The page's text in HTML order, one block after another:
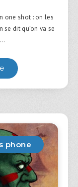
one shot : on les
dit qu’on va se
phone